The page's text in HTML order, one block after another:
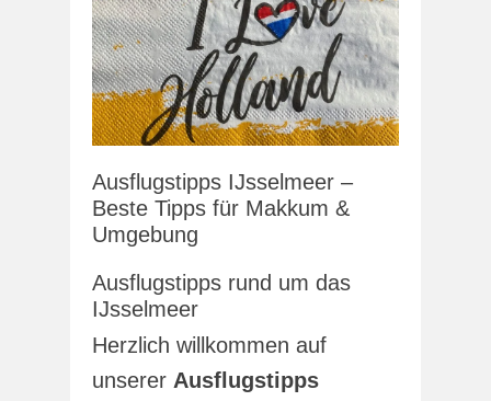
Ausflugstipps IJsselmeer –
Beste Tipps für Makkum &
Umgebung
Ausflugstipps rund um das
IJsselmeer
Herzlich willkommen auf
unserer Ausflugstipps